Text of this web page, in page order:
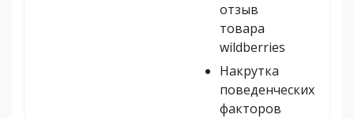
отзыв
товара
wildberries
Накрутка
поведенческих
факторов